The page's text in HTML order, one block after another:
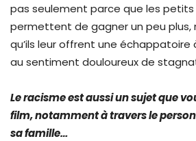
pas seulement parce que les petits
permettent de gagner un peu plus,
qu’ils leur offrent une
au sentiment douloureux de
Le racisme est aussi un sujet que
film, notamment à travers le
sa famille…